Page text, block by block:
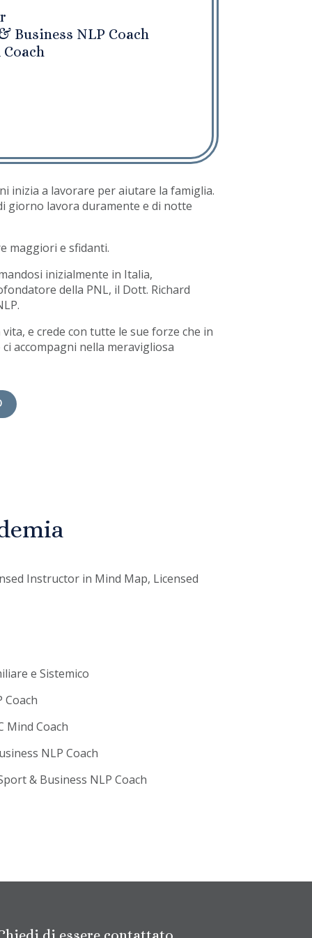
Business NLP Coach
inizia a lavorare per aiutare la famiglia.
giorno lavora duramente e di notte
maggiori e sfidanti.
inizialmente in Italia,
della PNL, il Dott. Richard
e crede con tutte le sue forze che in
accompagni nella meravigliosa
Instructor in Mind Map, Licensed
e Sistemico
Mind Coach
NLP Coach
& Business NLP Coach